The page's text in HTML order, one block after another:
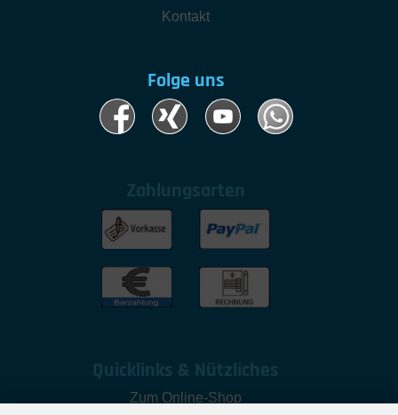
Kontakt
Folge uns
Zahlungsarten
Quicklinks & Nützliches
Zum Online-Shop